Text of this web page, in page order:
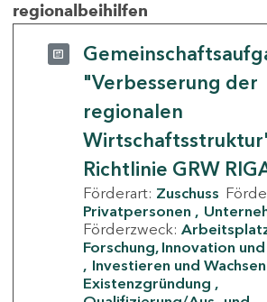
regionalbeihilfen
"Verbesserung der
regionalen
Richtlinie GRW
Förderart: Zuschuss
Privatpersonen
Förderzweck:
Forschung, Innovation
Investieren und Wachsen
Existenzgründung